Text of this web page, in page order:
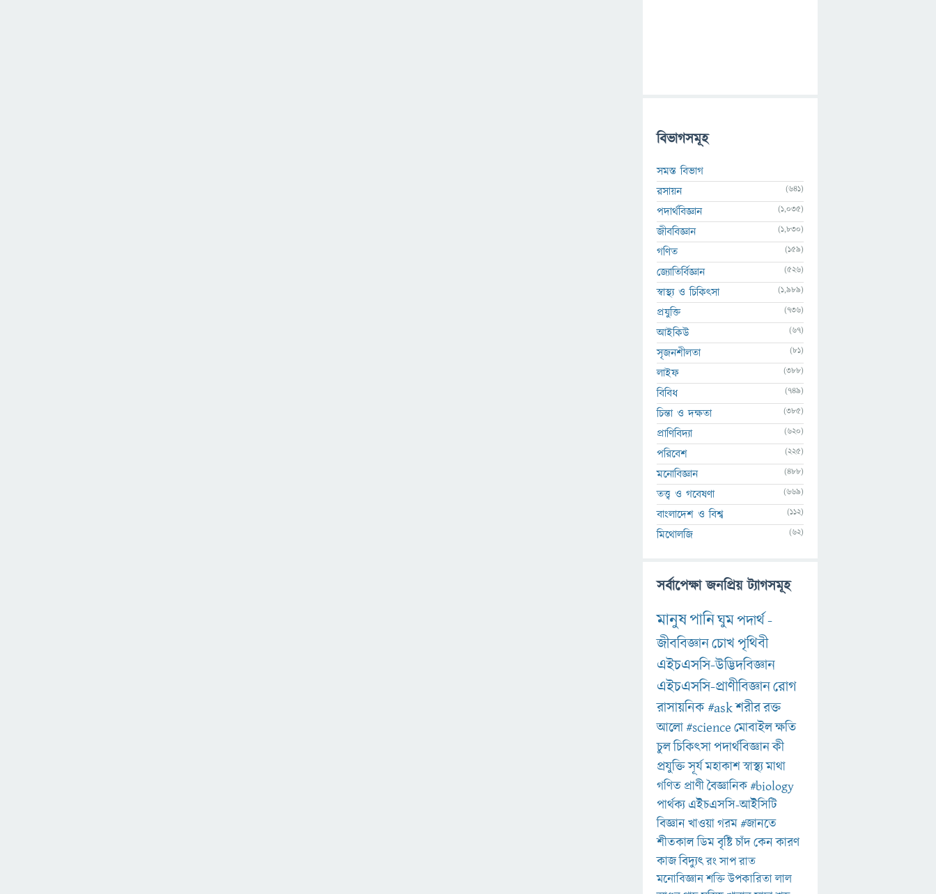
বিভাগসমূহ
সমস্ত বিভাগ
রসায়ন
(641)
পদার্থবিজ্ঞান (1,035)
জীববিজ্ঞান (1,830)
গণিত (159)
জ্যোতির্বিজ্ঞান (526)
স্বাস্থ্য ও চিকিৎসা (1,989)
প্রযুক্তি (736)
আইকিউ (67)
সৃজনশীলতা (81)
লাইফ (388)
বিবিধ (749)
চিন্তা ও দক্ষতা (385)
প্রাণিবিদ্যা (620)
পরিবেশ (225)
মনোবিজ্ঞান (488)
তত্ত্ব ও গবেষণা (669)
বাংলাদেশ ও বিশ্ব (112)
মিথোলজি (62)
সর্বাপেক্ষা জনপ্রিয় ট্যাগসমূহ
মানুষপানিঘুমপদার্থ-
জীববিজ্ঞানচোখপৃথিবী
এইচএসসি-উদ্ভিদবিজ্ঞান
এইচএসসি-প্রাণীবিজ্ঞানরোগ
রাসায়নিক#askশরীররক্ত
আলো#scienceমোবাইলক্ষতি
চুলচিকিৎসাপদার্থবিজ্ঞানকী
প্রযুক্তিসূর্যমহাকাশস্বাস্থ্যমাথা
গণিত প্রাণীবৈজ্ঞানিক#biology
পার্থক্য এইচএসসি-আইসিটি
বিজ্ঞানখাওয়াগরম#জানতে
শীতকালডিমবৃষ্টিচাঁদকেনকারণ
কাজবিদ্যুৎরংসাপরাত
মনোবিজ্ঞানশক্তিউপকারিতালাল